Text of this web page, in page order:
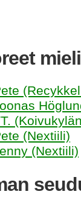
(Nextiili)
(Nextiili)